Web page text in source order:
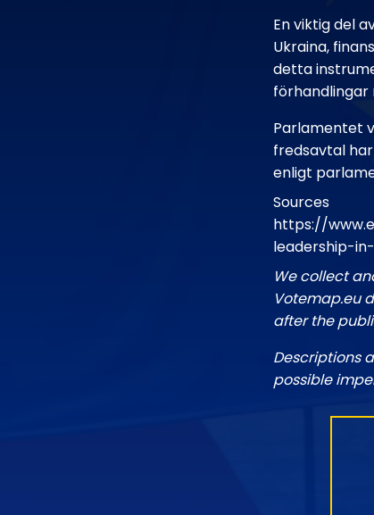
En viktig del
Ukraina,
detta
förhandlingar
Parlamentet
fredsavtal
enligt
Sources
https://
leadership-
We collect
Votemap.eu
after the
Descriptions
possible